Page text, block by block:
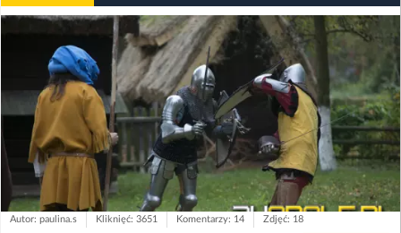
Autor: paulina.s Kliknięć: 3651 Komentarzy: 14 Zdjęć: 18